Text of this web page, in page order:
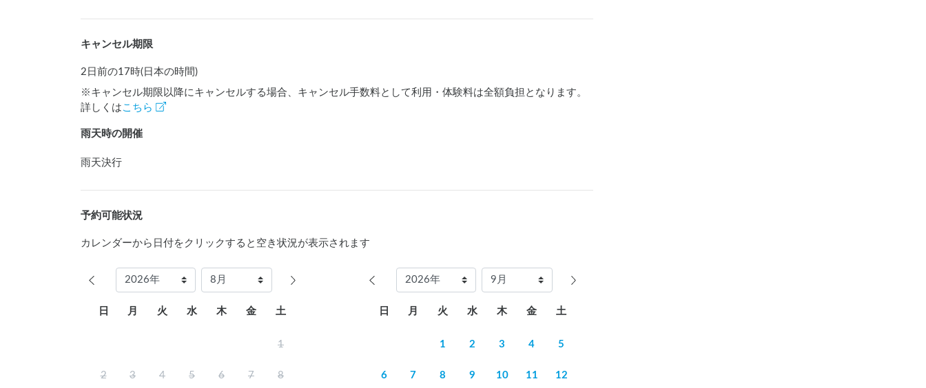
キャンセル期限
2日前の17時(日本の時間)
※キャンセル期限以降にキャンセルする場合、キャンセル手数料として利用・体験料は全額負担となります。
詳しくは こちら
雨天時の開催
雨天決行
予約可能状況
カレンダーから日付をクリックすると空き状況が表示されます
日 月 火 水 木 金 土
1
2 3 4 5 6 7 8
日 月 火 水 木 金 土
1 2 3 4 5
6 7 8 9 10 11 12